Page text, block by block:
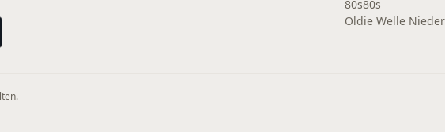
80s80s
Oldie Welle